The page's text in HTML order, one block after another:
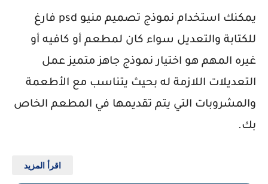
يمكنك استخدام نموذج تصميم منيو psd فارغ
للكتابة والتعديل سواء كان لمطعم أو كافيه أو
غيره المهم هو اختيار نموذج جاهز متميز عمل
التعديلات اللازمة له بحيث يتناسب مع الأطعمة
والمشروبات التي يتم تقديمها في المطعم الخاص
بك.
اقرأ المزيد